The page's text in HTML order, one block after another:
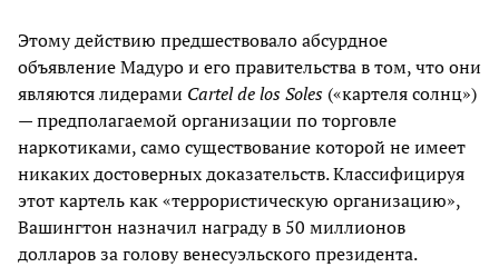
Этому действию предшествовало абсурдное
объявление Мадуро и его правительства в том, что они
являются лидерами CarteldelosSoles («картеля солнц»)
— предполагаемой организации по торговле
наркотиками, само существование которой не имеет
никаких достоверных доказательств. Классифицируя
этот картель как «террористическую организацию»,
Вашингтон назначил награду в 50 миллионов
долларов за голову венесуэльского президента.